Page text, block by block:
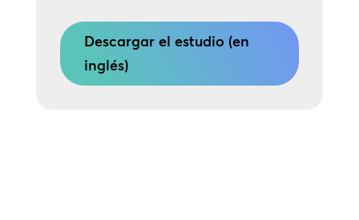
Descargar el estudio (en
inglés)